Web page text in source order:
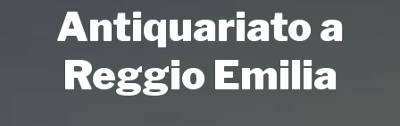
Antiquariato a
Reggio Emilia